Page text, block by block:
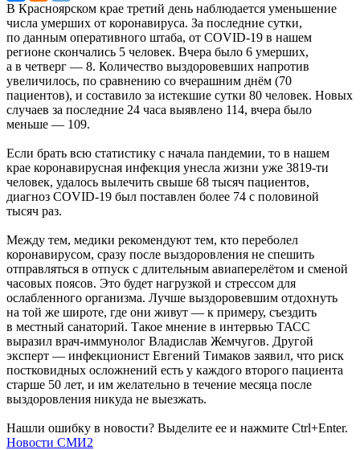
В Красноярском крае третий день наблюдается уменьшение
числа умерших от коронавируса. За последние сутки,
по данным оперативного штаба, от COVID-19 в нашем
регионе скончались 5 человек. Вчера было 6 умерших,
а в четверг — 8. Количество выздоровевших напротив
увеличилось, по сравнению со вчерашним днём (70
пациентов), и составило за истекшие сутки 80 человек. Новых
случаев за последние 24 часа выявлено 114, вчера было
меньше — 109.
Если брать всю статистику с начала пандемии, то в нашем
крае коронавирусная инфекция унесла жизни уже 3819-ти
человек, удалось вылечить свыше 68 тысяч пациентов,
диагноз COVID-19 был поставлен более 74 с половиной
тысяч раз.
Между тем, медики рекомендуют тем, кто переболел
коронавирусом, сразу после выздоровления не спешить
отправляться в отпуск с длительным авиаперелётом и сменой
часовых поясов. Это будет нагрузкой и стрессом для
ослабленного организма. Лучше выздоровевшим отдохнуть
на той же широте, где они живут — к примеру, съездить
в местный санаторий. Такое мнение в интервью ТАСС
выразил врач-иммунолог Владислав Жемчугов. Другой
эксперт — инфекционист Евгений Тимаков заявил, что риск
постковидных осложнений есть у каждого второго пациента
старше 50 лет, и им желательно в течение месяца после
выздоровления никуда не выезжать.
Нашли ошибку в новости? Выделите ее и нажмите Ctrl+Enter.
Новости СМИ2